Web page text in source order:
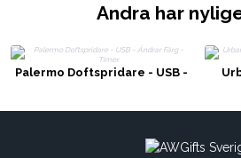
Andra har
Palermo Doftspridare - USB -